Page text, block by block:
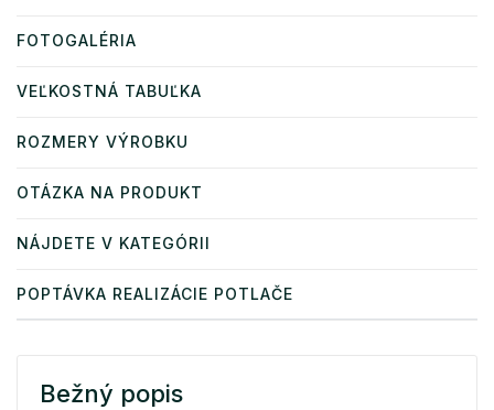
FOTOGALÉRIA
VEĽKOSTNÁ TABUĽKA
ROZMERY VÝROBKU
OTÁZKA NA PRODUKT
NÁJDETE V KATEGÓRII
POPTÁVKA REALIZÁCIE POTLAČE
Bežný popis